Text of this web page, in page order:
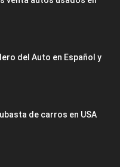
del Auto en Español y
de carros en USA